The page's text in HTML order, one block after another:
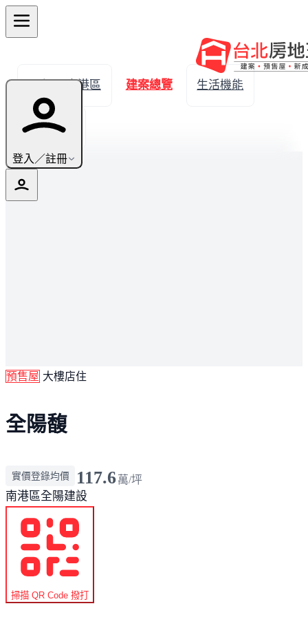
登入／註冊
← 返回南港區 建案總覽 生活機能
實價登錄
預售屋 大樓店住
全陽馥
實價登錄均價 117.6萬/坪
南港區全陽建設
掃描 QR Code 撥打